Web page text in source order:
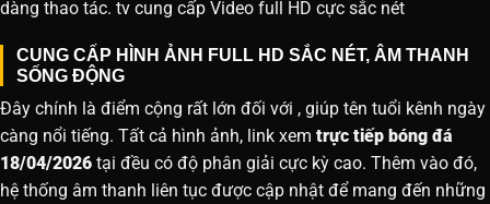
dàng thao tác. tv cung cấp Video full HD cực sắc nét
CUNG CẤP HÌNH ẢNH FULL HD SẮC NÉT, ÂM THANH
SỐNG ĐỘNG
Đây chính là điểm cộng rất lớn đối với , giúp tên tuổi kênh ngày
càng nổi tiếng. Tất cả hình ảnh, link xem trực tiếp bóng đá
18/04/2026 tại đều có độ phân giải cực kỳ cao. Thêm vào đó,
hệ thống âm thanh liên tục được cập nhật để mang đến những